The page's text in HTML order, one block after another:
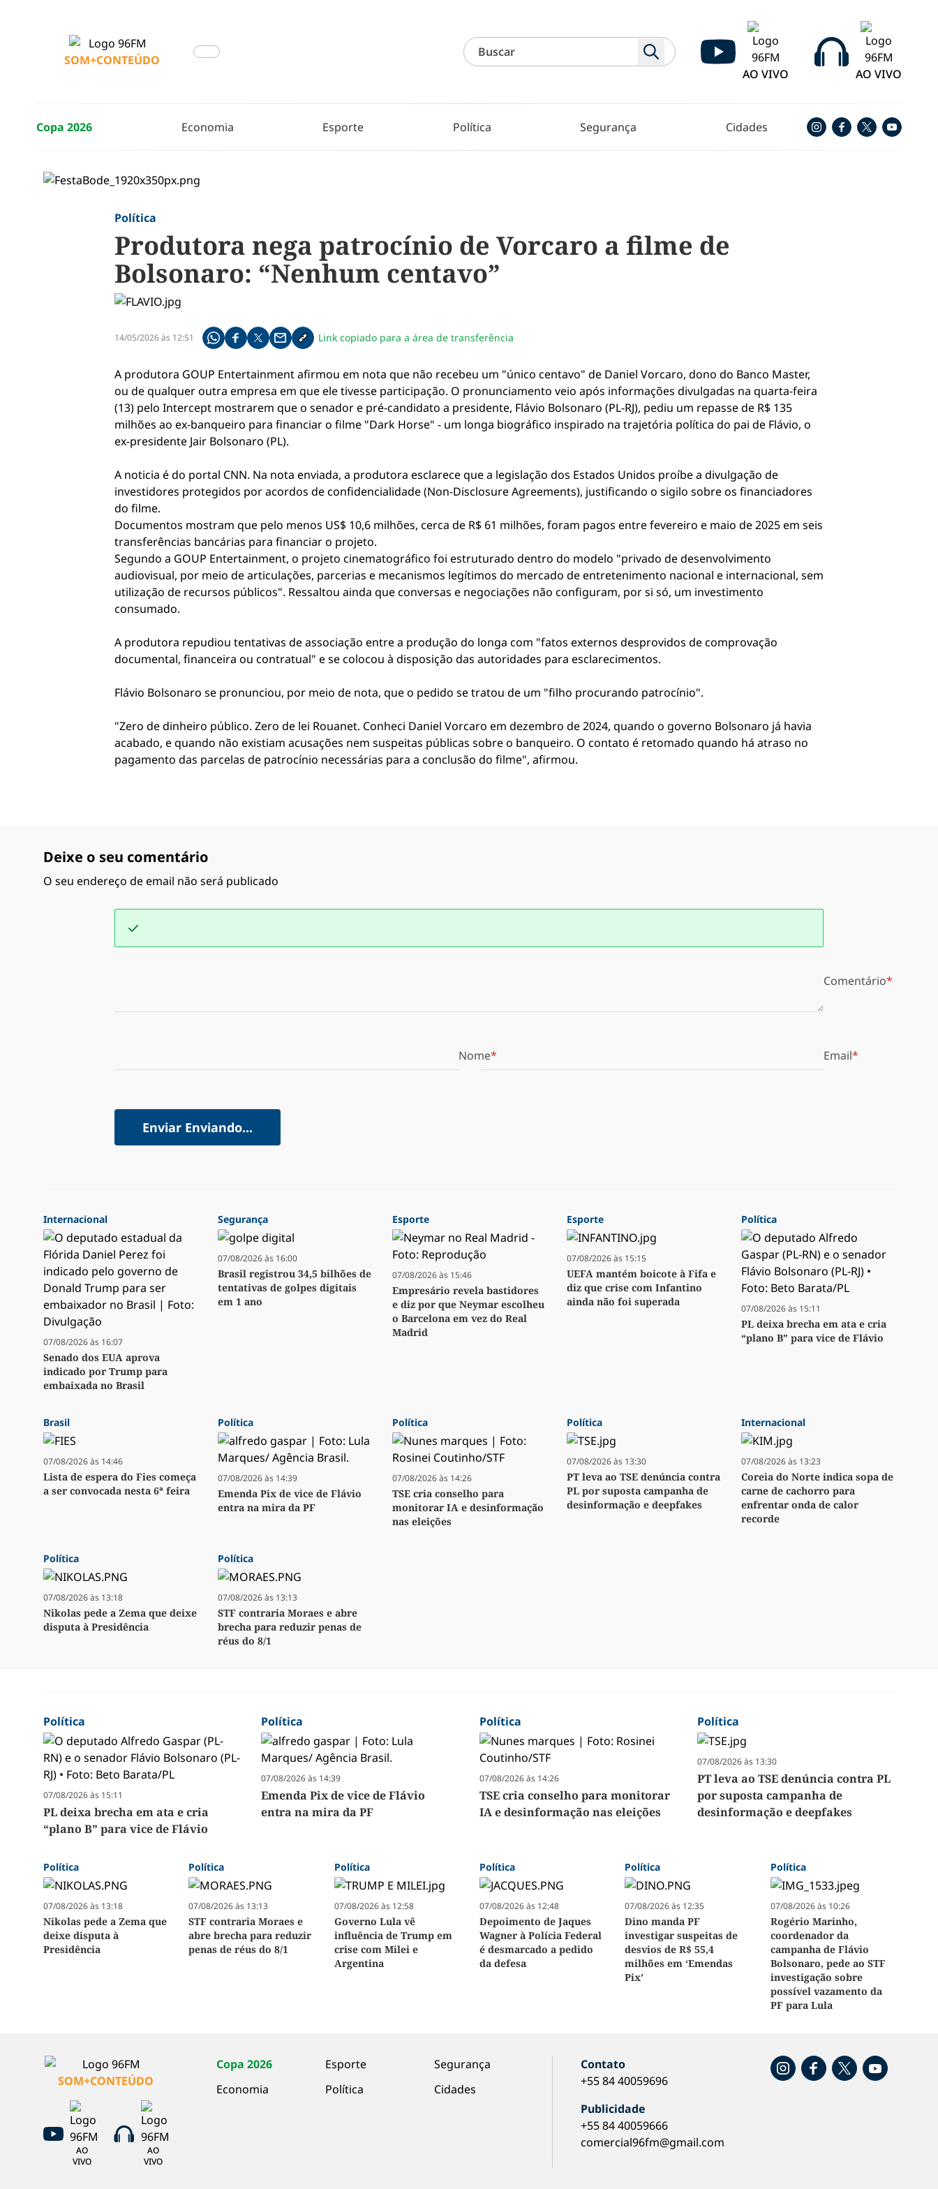
SOM+CONTEÚDO
AO VIVO
AO VIVO
Copa 2026 Economia Esporte Política Segurança Cidades
Política
Produtora nega patrocínio de Vorcaro a filme de
Bolsonaro: “Nenhum centavo”
14/05/2026 às 12:51 Compartilhe pelo whatsapp
Compartilhar no facebook
Compartilhar no twitter
Compartilhe pelo email
Copiar link da notícia
Link copiado para a área de transferência
A produtora GOUP Entertainment afirmou em nota que não recebeu um "único centavo" de Daniel Vorcaro, dono do Banco Master,
ou de qualquer outra empresa em que ele tivesse participação. O pronunciamento veio após informações divulgadas na quarta-feira
(13) pelo Intercept mostrarem que o senador e pré-candidato a presidente, Flávio Bolsonaro (PL-RJ), pediu um repasse de R$ 135
milhões ao ex-banqueiro para financiar o filme "Dark Horse" - um longa biográfico inspirado na trajetória política do pai de Flávio, o
ex-presidente Jair Bolsonaro (PL).
A noticia é do portal CNN. Na nota enviada, a produtora esclarece que a legislação dos Estados Unidos proíbe a divulgação de
investidores protegidos por acordos de confidencialidade (Non-Disclosure Agreements), justificando o sigilo sobre os financiadores
do filme.
Documentos mostram que pelo menos US$ 10,6 milhões, cerca de R$ 61 milhões, foram pagos entre fevereiro e maio de 2025 em seis
transferências bancárias para financiar o projeto.
Segundo a GOUP Entertainment, o projeto cinematográfico foi estruturado dentro do modelo "privado de desenvolvimento
audiovisual, por meio de articulações, parcerias e mecanismos legítimos do mercado de entretenimento nacional e internacional, sem
utilização de recursos públicos". Ressaltou ainda que conversas e negociações não configuram, por si só, um investimento
consumado.
A produtora repudiou tentativas de associação entre a produção do longa com "fatos externos desprovidos de comprovação
documental, financeira ou contratual" e se colocou à disposição das autoridades para esclarecimentos.
Flávio Bolsonaro se pronunciou, por meio de nota, que o pedido se tratou de um "filho procurando patrocínio".
"Zero de dinheiro público. Zero de lei Rouanet. Conheci Daniel Vorcaro em dezembro de 2024, quando o governo Bolsonaro já havia
acabado, e quando não existiam acusações nem suspeitas públicas sobre o banqueiro. O contato é retomado quando há atraso no
pagamento das parcelas de patrocínio necessárias para a conclusão do filme", afirmou.
Deixe o seu comentário
O seu endereço de email não será publicado
Comentário
Nome Email
Enviar Enviando...
Internacional
07/08/2026 às 16:07
Senado dos EUA aprova
indicado por Trump para
embaixada no Brasil
Segurança
07/08/2026 às 16:00
Brasil registrou 34,5 bilhões de
tentativas de golpes digitais
em 1 ano
Esporte
07/08/2026 às 15:46
Empresário revela bastidores
e diz por que Neymar escolheu
o Barcelona em vez do Real
Madrid
Esporte
07/08/2026 às 15:15
UEFA mantém boicote à Fifa e
diz que crise com Infantino
ainda não foi superada
Política
07/08/2026 às 15:11
PL deixa brecha em ata e cria
“plano B” para vice de Flávio
Brasil
07/08/2026 às 14:46
Lista de espera do Fies começa
a ser convocada nesta 6ª feira
Política
07/08/2026 às 14:39
Emenda Pix de vice de Flávio
entra na mira da PF
Política
07/08/2026 às 14:26
TSE cria conselho para
monitorar IA e desinformação
nas eleições
Política
07/08/2026 às 13:30
PT leva ao TSE denúncia contra
PL por suposta campanha de
desinformação e deepfakes
Internacional
07/08/2026 às 13:23
Coreia do Norte indica sopa de
carne de cachorro para
enfrentar onda de calor
recorde
Política
07/08/2026 às 13:18
Nikolas pede a Zema que deixe
disputa à Presidência
Política
07/08/2026 às 13:13
STF contraria Moraes e abre
brecha para reduzir penas de
réus do 8/1
Política
07/08/2026 às 15:11
PL deixa brecha em ata e cria
“plano B” para vice de Flávio
Política
07/08/2026 às 14:39
Emenda Pix de vice de Flávio
entra na mira da PF
Política
07/08/2026 às 14:26
TSE cria conselho para monitorar
IA e desinformação nas eleições
Política
07/08/2026 às 13:30
PT leva ao TSE denúncia contra PL
por suposta campanha de
desinformação e deepfakes
Política
07/08/2026 às 13:18
Nikolas pede a Zema que
deixe disputa à
Presidência
Política
07/08/2026 às 13:13
STF contraria Moraes e
abre brecha para reduzir
penas de réus do 8/1
Política
07/08/2026 às 12:58
Governo Lula vê
influência de Trump em
crise com Milei e
Argentina
Política
07/08/2026 às 12:48
Depoimento de Jaques
Wagner à Polícia Federal
é desmarcado a pedido
da defesa
Política
07/08/2026 às 12:35
Dino manda PF
investigar suspeitas de
desvios de R$ 55,4
milhões em ‘Emendas
Pix’
Política
07/08/2026 às 10:26
Rogério Marinho,
coordenador da
campanha de Flávio
Bolsonaro, pede ao STF
investigação sobre
possível vazamento da
PF para Lula
SOM+CONTEÚDO
AO
VIVO
AO
VIVO
Copa 2026
Economia
Esporte
Política
Segurança
Cidades
Contato
+55 84 40059696
Publicidade
+55 84 40059666
comercial96fm@gmail.com